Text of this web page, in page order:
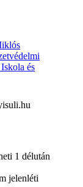
és
1 délután
jelenléti